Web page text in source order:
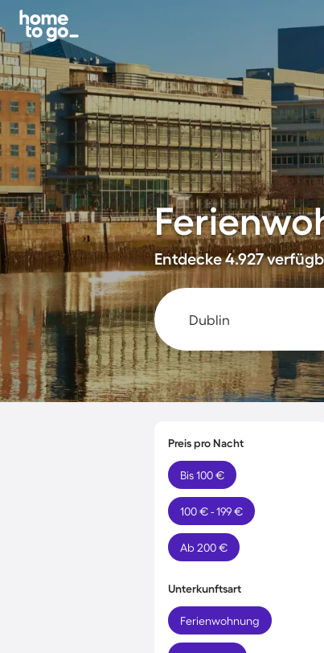
Entdecke 4.927
Preis pro Nacht
Bis 100 €
100 € - 199 €
Ab 200 €
Unterkunftsart
Ferienwohnung